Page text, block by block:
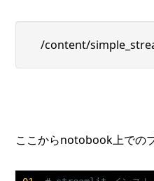
/content/
ここからnotobook上での